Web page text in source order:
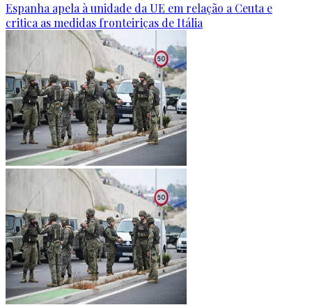
Espanha apela à unidade da UE em relação a Ceuta e
critica as medidas fronteiriças de Itália